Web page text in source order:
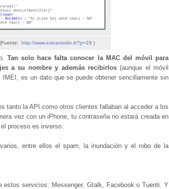
http://www.ezioamodio.it/?p=29 )
Tan solo hace falta conocer la MAC del móvil para
a su nombre y además recibirlos(aunque el móvil
es un dato que se puede obtener sencillamente sin
tanto la API como otros clientes fallaban al acceder a los
vez con un iPhone, tu contraseña no estará creada en
proceso es inverso.
entre ellos el spam, la inundación y el robo de la
servicios: Messenger, Gtalk, Facebook o Tuenti. Y